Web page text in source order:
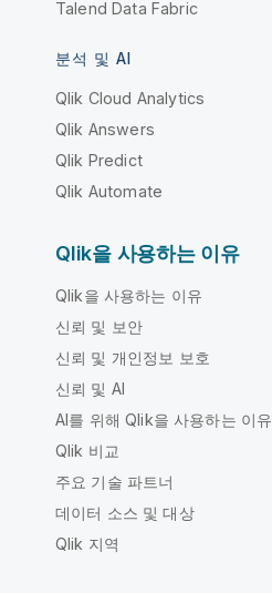
Talend Data Fabric
분석 및 AI
Qlik Cloud Analytics
Qlik Answers
Qlik Predict
Qlik Automate
Qlik을 사용하는 이유
Qlik을 사용하는 이유
신뢰 및 보안
신뢰 및 개인정보 보호
신뢰 및 AI
AI를 위해 Qlik을 사용하는 이유
Qlik 비교
주요 기술 파트너
데이터 소스 및 대상
Qlik 지역